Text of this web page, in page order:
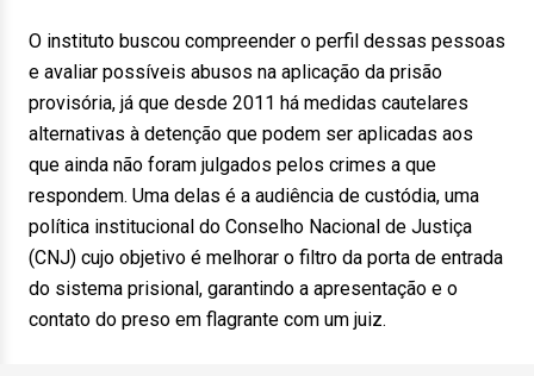
O instituto buscou compreender o perfil dessas pessoas
e avaliar possíveis abusos na aplicação da prisão
provisória, já que desde 2011 há medidas cautelares
alternativas à detenção que podem ser aplicadas aos
que ainda não foram julgados pelos crimes a que
respondem. Uma delas é a audiência de custódia, uma
política institucional do Conselho Nacional de Justiça
(CNJ) cujo objetivo é melhorar o filtro da porta de entrada
do sistema prisional, garantindo a apresentação e o
contato do preso em flagrante com um juiz.